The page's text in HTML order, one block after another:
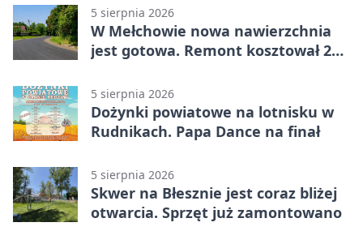
5 sierpnia 2026
W Mełchowie nowa nawierzchnia
jest gotowa. Remont kosztował 222
5 sierpnia 2026
Dożynki powiatowe na lotnisku w
Rudnikach. Papa Dance na finał
5 sierpnia 2026
Skwer na Błesznie jest coraz bliżej
otwarcia. Sprzęt już zamontowano